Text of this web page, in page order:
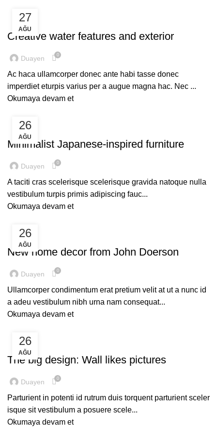
27
AĞU
DECORATION
Creative water features and exterior
Duayen 0
Ac haca ullamcorper donec ante habi tasse donec
imperdiet eturpis varius per a augue magna hac. Nec ...
Okumaya devam et
26
AĞU
INSPIRATION
Minimalist Japanese-inspired furniture
Duayen 0
A taciti cras scelerisque scelerisque gravida natoque nulla
vestibulum turpis primis adipiscing fauc...
Okumaya devam et
26
AĞU
DECORATION
New home decor from John Doerson
Duayen 0
Ullamcorper condimentum erat pretium velit at ut a nunc id
a adeu vestibulum nibh urna nam consequat...
Okumaya devam et
26
AĞU
DESIGN TRENDS
The big design: Wall likes pictures
Duayen 0
Parturient in potenti id rutrum duis torquent parturient sceler
isque sit vestibulum a posuere scele...
Okumaya devam et